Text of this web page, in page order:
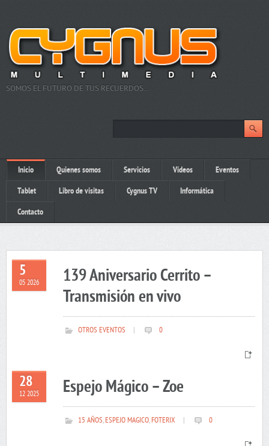
SOMOS EL FUTURO DE TUS RECUERDOS…
Inicio Quienes somos Servicios Videos Eventos
Tablet Libro de visitas Cygnus TV Informática
Contacto
5
05 2026
139 Aniversario Cerrito –
Transmisión en vivo
OTROS EVENTOS 0
28
12 2025 Espejo Mágico – Zoe
15 AÑOS,ESPEJO MAGICO,FOTERIX 0